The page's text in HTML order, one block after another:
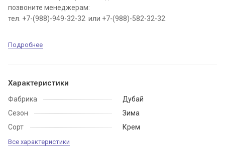
позвоните менеджерам:
тел. +7-(988)-949-32-32 или +7-(988)-582-32-32.
Подробнее
Характеристики
Фабрика
Дубай
Сезон
Зима
Сорт
Крем
Все характеристики